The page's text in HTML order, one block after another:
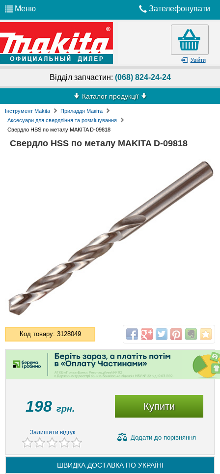
Меню Зателефонувати
Увійти
Відділ запчастин: (068) 824-24-24
Каталог продукції
Інструмент Makita
Приладдя Макіта
Аксесуари для свердління та розмішування
Свердло HSS по металу MAKITA D-09818
Свердло HSS по металу MAKITA D-09818
Код товару: 3128049
198 грн. Купити
Залишити відгук
Додати до порівняння
ШВИДКА ДОСТАВКА ПО УКРАЇНІ